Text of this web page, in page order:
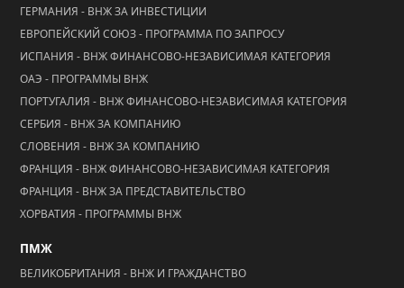
ГЕРМАНИЯ - ВНЖ ЗА ИНВЕСТИЦИИ
ЕВРОПЕЙСКИЙ СОЮЗ - ПРОГРАММА ПО ЗАПРОСУ
ИСПАНИЯ - ВНЖ ФИНАНСОВО-НЕЗАВИСИМАЯ КАТЕГОРИЯ
ОАЭ - ПРОГРАММЫ ВНЖ
ПОРТУГАЛИЯ - ВНЖ ФИНАНСОВО-НЕЗАВИСИМАЯ КАТЕГОРИЯ
СЕРБИЯ - ВНЖ ЗА КОМПАНИЮ
СЛОВЕНИЯ - ВНЖ ЗА КОМПАНИЮ
ФРАНЦИЯ - ВНЖ ФИНАНСОВО-НЕЗАВИСИМАЯ КАТЕГОРИЯ
ФРАНЦИЯ - ВНЖ ЗА ПРЕДСТАВИТЕЛЬСТВО
ХОРВАТИЯ - ПРОГРАММЫ ВНЖ
ПМЖ
ВЕЛИКОБРИТАНИЯ - ВНЖ И ГРАЖДАНСТВО